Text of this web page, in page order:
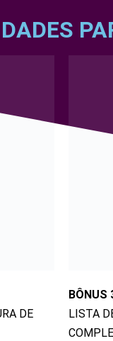
DE
BÔNUS
LISTA